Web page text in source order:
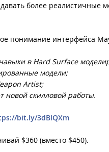
более
понимание интерфейса
в Hard Surface
модели;
Artist;
новой скилловой работы.
bit.ly/3dBlQXm
$360 (вместо $450).